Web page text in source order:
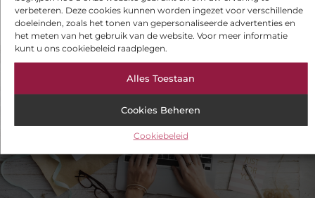
verbeteren. Deze cookies kunnen worden ingezet voor verschillende
doeleinden, zoals het tonen van gepersonaliseerde advertenties en
het meten van het gebruik van de website. Voor meer informatie
kunt u ons cookiebeleid raadplegen.
Alles Toestaan
Cookies Beheren
Cookiebeleid
VOLGENDE